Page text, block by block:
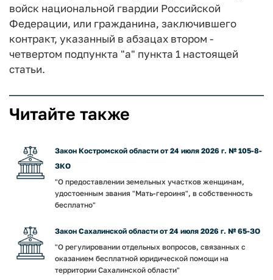
войск национальной гвардии Российской
Федерации, или гражданина, заключившего
контракт, указанный в абзацах втором -
четвертом подпункта "а" пункта 1 настоящей
статьи.
Читайте также
Закон Костромской области от 24 июля 2026 г. № 105-8-
ЗКО
"О предоставлении земельных участков женщинам,
удостоенным звания "Мать-героиня", в собственность
бесплатно"
Закон Сахалинской области от 24 июля 2026 г. № 65-ЗО
"О регулировании отдельных вопросов, связанных с
оказанием бесплатной юридической помощи на
территории Сахалинской области"